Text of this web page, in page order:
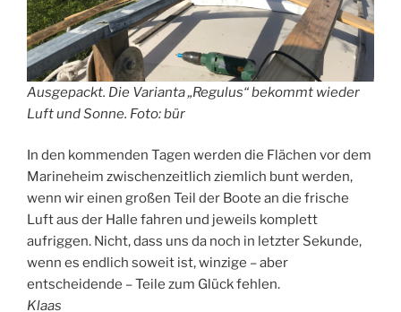
Ausgepackt. Die Varianta „Regulus“ bekommt wieder
Luft und Sonne. Foto: bür
In den kommenden Tagen werden die Flächen vor dem
Marineheim zwischenzeitlich ziemlich bunt werden,
wenn wir einen großen Teil der Boote an die frische
Luft aus der Halle fahren und jeweils komplett
aufriggen. Nicht, dass uns da noch in letzter Sekunde,
wenn es endlich soweit ist, winzige – aber
entscheidende – Teile zum Glück fehlen.
Klaas